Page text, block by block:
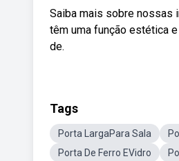
Saiba mais sobre nossas
têm uma função estética
de.
Tags
Porta LargaPara Sala
Porta De Ferro EVidro